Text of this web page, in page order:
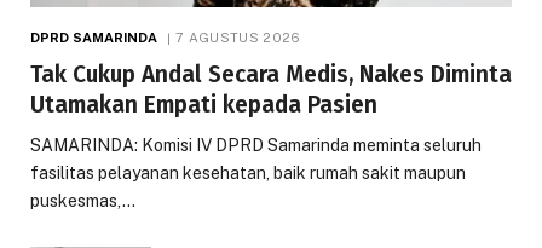
DPRD SAMARINDA 7 AGUSTUS 2026
Tak Cukup Andal Secara Medis, Nakes Diminta
Utamakan Empati kepada Pasien
SAMARINDA: Komisi IV DPRD Samarinda meminta seluruh
fasilitas pelayanan kesehatan, baik rumah sakit maupun
puskesmas,…